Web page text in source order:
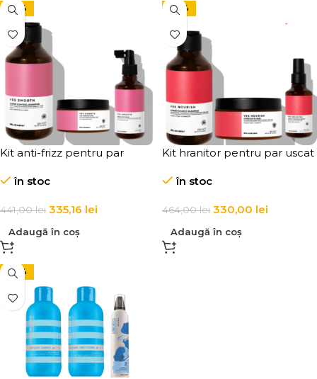
-24%
Kit anti-frizz pentru par
masca si spray Elgon Yes
în stoc
441,00lei 335,16 lei
Adaugă în coș
-29%
Kit hranitor pentru par uscat
în stoc
464,00lei 330,00 lei
Adaugă în coș
-24%